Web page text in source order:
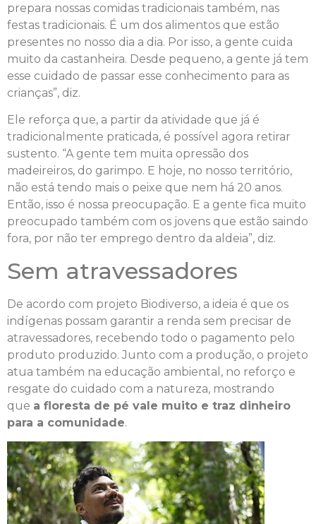
prepara nossas comidas tradicionais também, nas
festas tradicionais. É um dos alimentos que estão
presentes no nosso dia a dia. Por isso, a gente cuida
muito da castanheira. Desde pequeno, a gente já tem
esse cuidado de passar esse conhecimento para as
crianças”, diz.
Ele reforça que, a partir da atividade que já é
tradicionalmente praticada, é possível agora retirar
sustento. “A gente tem muita opressão dos
madeireiros, do garimpo. E hoje, no nosso território,
não está tendo mais o peixe que nem há 20 anos.
Então, isso é nossa preocupação. E a gente fica muito
preocupado também com os jovens que estão saindo
fora, por não ter emprego dentro da aldeia”, diz.
Sem atravessadores
De acordo com projeto Biodiverso, a ideia é que os
indígenas possam garantir a renda sem precisar de
atravessadores, recebendo todo o pagamento pelo
produto produzido. Junto com a produção, o projeto
atua também na educação ambiental, no reforço e
resgate do cuidado com a natureza, mostrando
que a floresta de pé vale muito e traz dinheiro
para a comunidade.